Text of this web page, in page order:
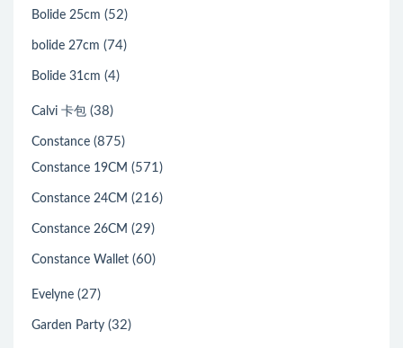
Bolide 25cm (52)
bolide 27cm (74)
Bolide 31cm (4)
Calvi 卡包 (38)
Constance (875)
Constance 19CM (571)
Constance 24CM (216)
Constance 26CM (29)
Constance Wallet (60)
Evelyne (27)
Garden Party (32)